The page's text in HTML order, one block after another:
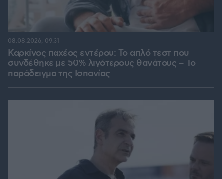
Καρκίνος παχέος εντέρου: Το απλό τεστ που
συνδέθηκε με 50% λιγότερους θανάτους – Το
παράδειγμα της Ισπανίας
08.08.2026, 09:31